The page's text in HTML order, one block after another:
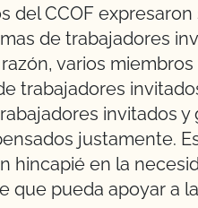
del CCOF
de trabajadores
varios
trabajadores
invitados
justamente.
hincapié en la
que pueda apoyar a